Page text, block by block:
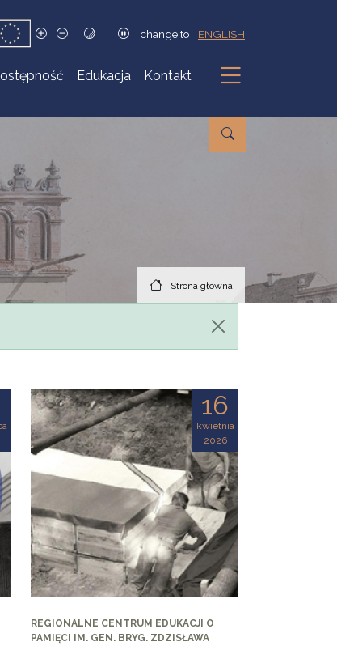
change to ENGLISH
Edukacja Kontakt
Podmenu
Strona główna
16
kwietnia
2026
REGIONALNE CENTRUM EDUKACJI O
PAMIĘCI IM. GEN. BRYG. ZDZISŁAWA